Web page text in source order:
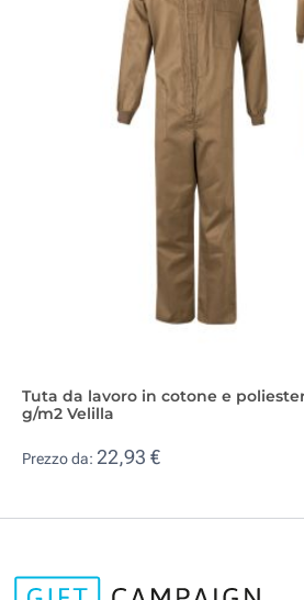
Tuta da lavoro in cotone e
g/m2 Velilla
Prezzo da: 22,93 €